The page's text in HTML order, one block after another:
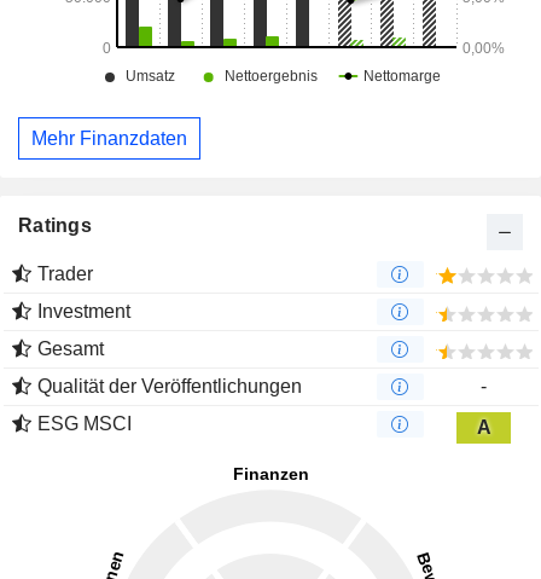
Mehr Finanzdaten
Ratings
Trader
Investment
Gesamt
Qualität der Veröffentlichungen
-
ESG MSCI
A